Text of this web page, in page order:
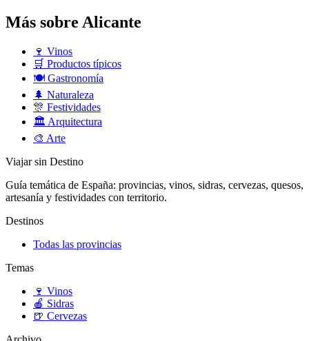
Más sobre Alicante
🍷 Vinos
🛒 Productos típicos
🍽️ Gastronomía
🌲 Naturaleza
🎊 Festividades
🏛️ Arquitectura
🎨 Arte
Viajar sin Destino
Guía temática de España: provincias, vinos, sidras, cervezas, quesos,
artesanía y festividades con territorio.
Destinos
Todas las provincias
Temas
🍷 Vinos
🍎 Sidras
🍺 Cervezas